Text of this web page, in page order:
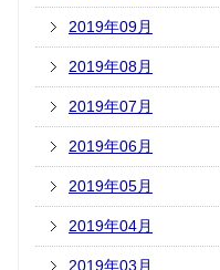
2019年09月
2019年08月
2019年07月
2019年06月
2019年05月
2019年04月
2019年03月